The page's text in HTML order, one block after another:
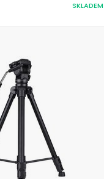
SKLADEM